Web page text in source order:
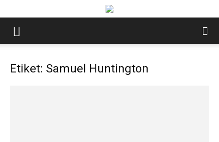
Etiket: Samuel Huntington